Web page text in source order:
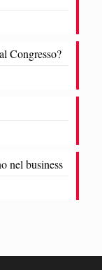
Congresso?
nel business